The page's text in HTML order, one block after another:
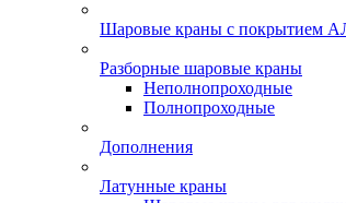
Шаровые краны с
Разборные шаровые краны
Неполнопроходные
Полнопроходные
Дополнения
Латунные краны